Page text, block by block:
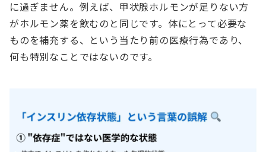
に過ぎません。例えば、甲状腺ホルモンが足りない方
がホルモン薬を飲むのと同じです。体にとって必要な
ものを補充する、という当たり前の医療行為であり、
何も特別なことではないのです。